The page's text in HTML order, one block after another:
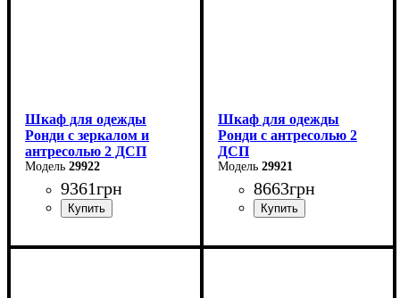
Шкаф для одежды
Ронди с зеркалом и
антресолью 2 ДСП
29922
9361грн
Ширина: 82 см
Шкаф для одежды
Ронди с антресолью 2
ДСП
29921
8663грн
Ширина: 82 см